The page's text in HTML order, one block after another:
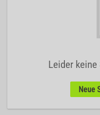
Leider
Neue